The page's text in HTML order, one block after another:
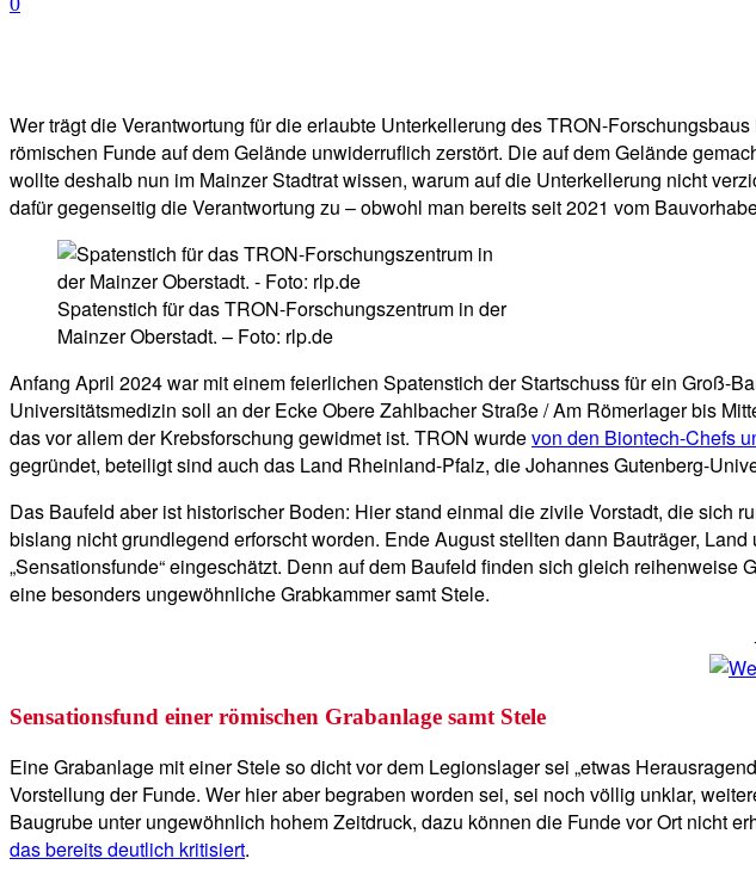
Wer trägt die Verantwortung für die erlaubte Unterkellerung des TRON-
römischen Funde auf dem Gelände unwiderruflich zerstört. Die auf dem Gelände
wollte deshalb nun im Mainzer Stadtrat wissen, warum auf die Unterkellerung nicht
dafür gegenseitig die Verantwortung zu – obwohl man bereits seit 2021 vom
Spatenstich für das TRON-Forschungszentrum in der
Mainzer Oberstadt. – Foto: rlp.de
Anfang April 2024 war mit einem feierlichen Spatenstich der Startschuss für ein Groß-
Universitätsmedizin soll an der Ecke Obere Zahlbacher Straße / Am Römerlager bis
das vor allem der Krebsforschung gewidmet ist. TRON wurdevon den Biontech-Chefs
gegründet, beteiligt sind auch das Land Rheinland-Pfalz, die Johannes Gutenberg-
Das Baufeld aber ist historischer Boden: Hier stand einmal die zivile Vorstadt, die sich
bislang nicht grundlegend erforscht worden. Ende August stellten dann Bauträger,
„Sensationsfunde“ eingeschätzt. Denn auf dem Baufeld finden sich gleich
eine besonders ungewöhnliche Grabkammer samt Stele.
Sensationsfund einer römischen Grabanlage samt Stele
Eine Grabanlage mit einer Stele so dicht vor dem Legionslager sei „etwas
Vorstellung der Funde. Wer hier aber begraben worden sei, sei noch völlig unklar,
Baugrube unter ungewöhnlich hohem Zeitdruck, dazu können die Funde vor Ort nicht
das bereits deutlich kritisiert.